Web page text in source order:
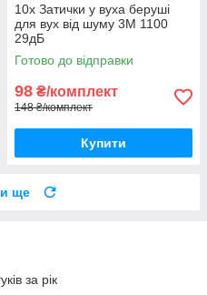
10x Затички у вуха беруші
для вух від шуму 3M 1100
29дБ
Готово до відправки
98 ₴/комплект
148 ₴/комплект
Купити
ще
за рік